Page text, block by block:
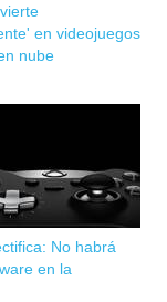
en videojuegos
nube
No habrá
en la